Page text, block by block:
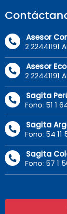
Asesor
2 22441191
Asesor
2 22441191
Sagita
Fono: 51 1
Sagita
Fono: 54 11
Sagita
Fono: 57 1